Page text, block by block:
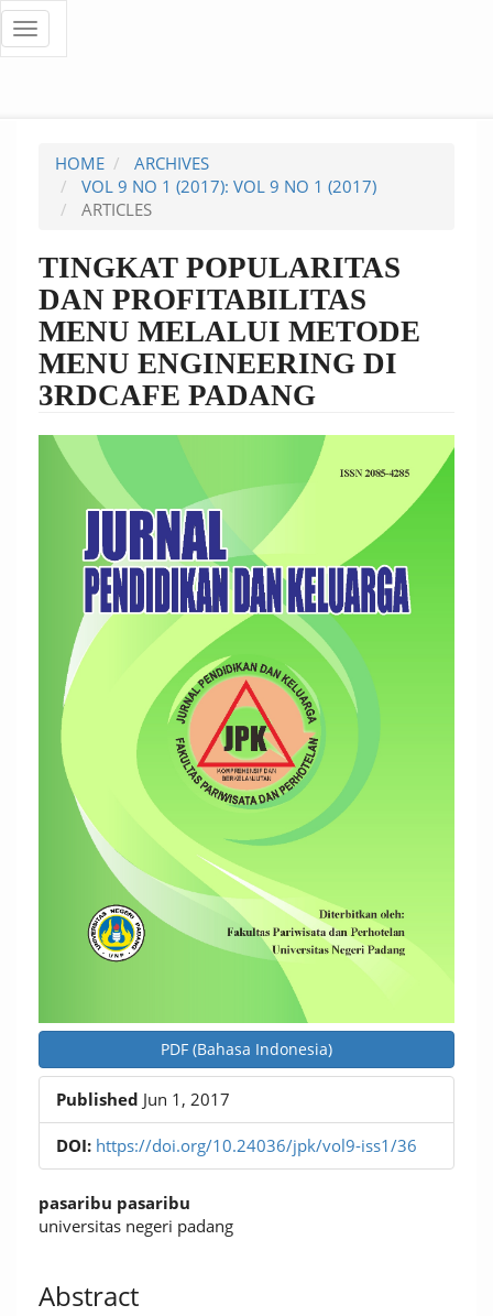
Quick
page
content
Main
Content
Sidebar
Toggle
navigation
HOME
ARCHIVES
VOL 9 NO 1 (2017): VOL 9 NO 1 (2017)
ARTICLES
TINGKAT POPULARITAS
DAN PROFITABILITAS
MENU MELALUI METODE
MENU ENGINEERING DI
3RDCAFE PADANG
Article
Sidebar
PDF (Bahasa Indonesia)
Published Jun 1, 2017
DOI: https://doi.org/10.24036/jpk/vol9-iss1/36
Main
Article
pasaribu pasaribu
universitas negeri padang
Abstract